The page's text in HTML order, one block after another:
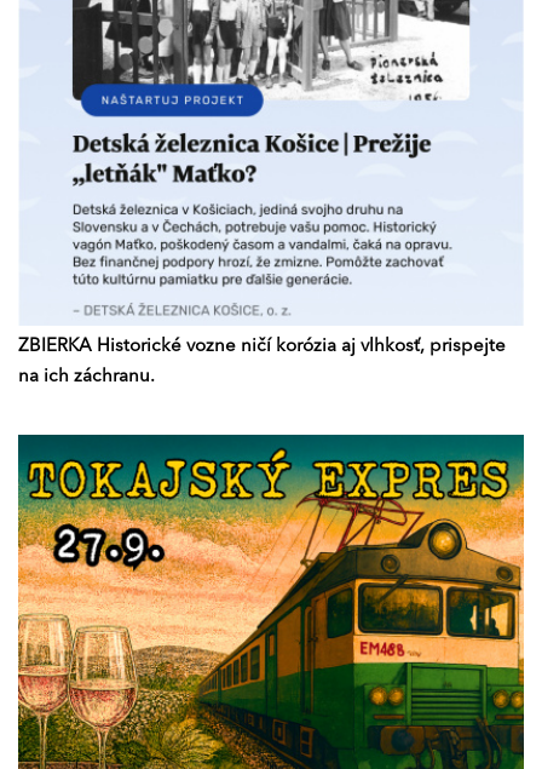
ZBIERKA Historické vozne ničí korózia aj vlhkosť, prispejte
na ich záchranu.